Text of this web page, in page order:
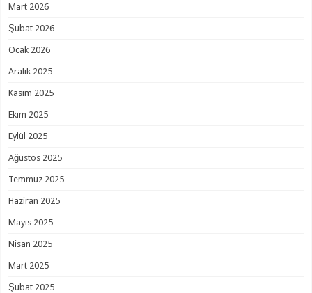
Mart 2026
Şubat 2026
Ocak 2026
Aralık 2025
Kasım 2025
Ekim 2025
Eylül 2025
Ağustos 2025
Temmuz 2025
Haziran 2025
Mayıs 2025
Nisan 2025
Mart 2025
Şubat 2025